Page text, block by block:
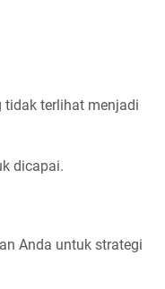
tidak terlihat menjadi
dicapai.
Anda untuk strategi